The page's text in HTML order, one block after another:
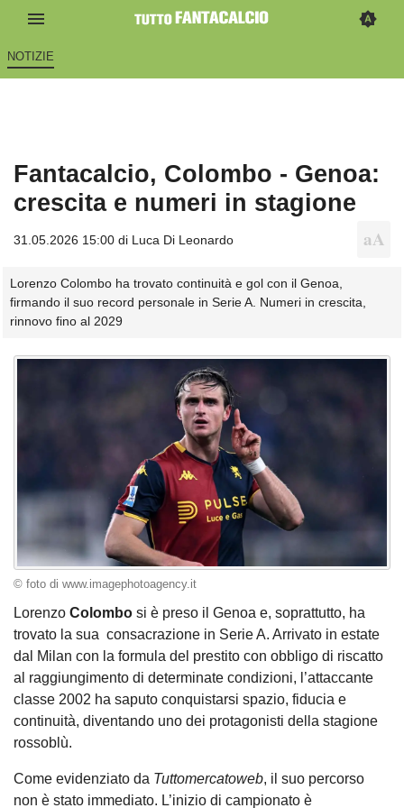
NOTIZIE
Fantacalcio, Colombo - Genoa:
crescita e numeri in stagione
31.05.2026 15:00 di Luca Di Leonardo
Lorenzo Colombo ha trovato continuità e gol con il Genoa,
firmando il suo record personale in Serie A. Numeri in crescita,
rinnovo fino al 2029
© foto di www.imagephotoagency.it
Lorenzo Colombo si è preso il Genoa e, soprattutto, ha
trovato la sua consacrazione in Serie A. Arrivato in estate
dal Milan con la formula del prestito con obbligo di riscatto
al raggiungimento di determinate condizioni, l’attaccante
classe 2002 ha saputo conquistarsi spazio, fiducia e
continuità, diventando uno dei protagonisti della stagione
rossoblù.
Come evidenziato da Tuttomercatoweb, il suo percorso
non è stato immediato. L’inizio di campionato è